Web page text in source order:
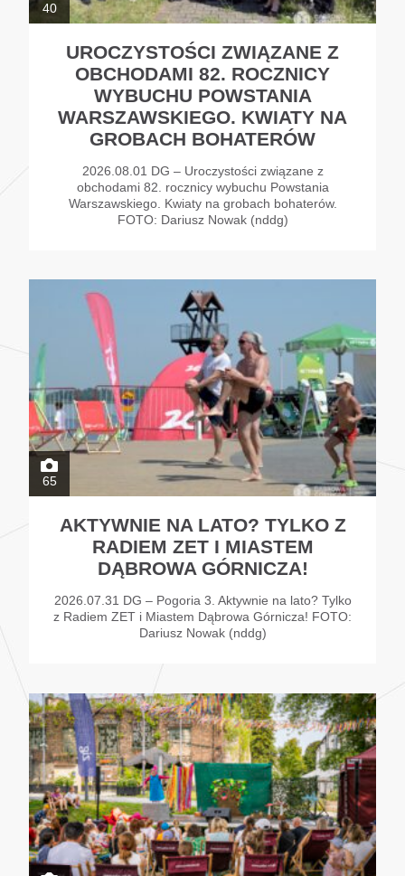
40
UROCZYSTOŚCI ZWIĄZANE Z
OBCHODAMI 82. ROCZNICY
WYBUCHU POWSTANIA
WARSZAWSKIEGO. KWIATY NA
GROBACH BOHATERÓW
2026.08.01 DG – Uroczystości związane z
obchodami 82. rocznicy wybuchu Powstania
Warszawskiego. Kwiaty na grobach bohaterów.
FOTO: Dariusz Nowak (nddg)
65
AKTYWNIE NA LATO? TYLKO Z
RADIEM ZET I MIASTEM
DĄBROWA GÓRNICZA!
2026.07.31 DG – Pogoria 3. Aktywnie na lato? Tylko
z Radiem ZET i Miastem Dąbrowa Górnicza! FOTO:
Dariusz Nowak (nddg)